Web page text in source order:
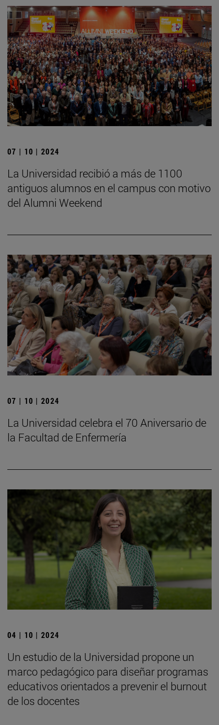
07 | 10 | 2024
La Universidad recibió a más de 1100
antiguos alumnos en el campus con motivo
del Alumni Weekend
07 | 10 | 2024
La Universidad celebra el 70 Aniversario de
la Facultad de Enfermería
04 | 10 | 2024
Un estudio de la Universidad propone un
marco pedagógico para diseñar programas
educativos orientados a prevenir el burnout
de los docentes